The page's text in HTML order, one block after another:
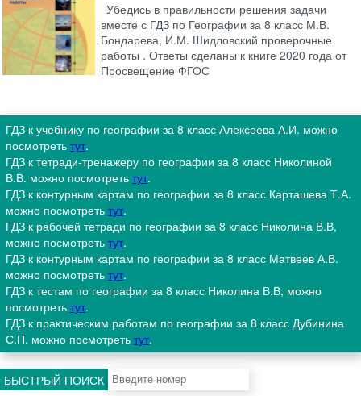
Убедись в правильности решения задачи
вместе с ГДЗ по Географии за 8 класс М.В.
Бондарева, И.М. Шидловский проверочные
работы . Ответы сделаны к книге 2020 года от
Просвещение ФГОС
ГДЗ к учебнику по географии за 8 класс Алексеева А.И. можно
посмотреть тут.
ГДЗ к тетради-тренажеру по географии за 8 класс Николиной
В.В. можно посмотреть тут.
ГДЗ к контурным картам по географии за 8 класс Карташева Т.А.
можно посмотреть тут.
ГДЗ к рабочей тетради по географии за 8 класс Николина В.В,
можно посмотреть тут.
ГДЗ к контурным картам по географии за 8 класс Матвеев А.В.
можно посмотреть тут.
ГДЗ к тестам по географии за 8 класс Николина В.В, можно
посмотреть тут.
ГДЗ к практическим работам по географии за 8 класс Дубинина
С.П. можно посмотреть тут.
БЫСТРЫЙ ПОИСК